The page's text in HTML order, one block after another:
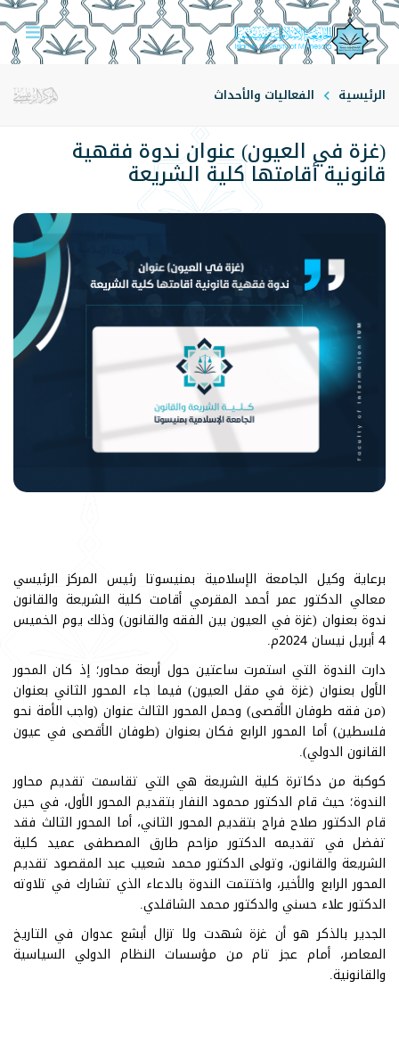
الرئيسية الفعاليات والأحداث
(غزة في العيون) عنوان ندوة فقهية
قانونية أقامتها كلية الشريعة
برعاية وكيل الجامعة الإسلامية بمنيسوتا رئيس المركز الرئيسي
معالي الدكتور عمر أحمد المقرمي أقامت كلية الشريعة والقانون
ندوة بعنوان (غزة في العيون بين الفقه والقانون) وذلك يوم الخميس
4 أبريل نيسان 2024م.
دارت الندوة التي استمرت ساعتين حول أربعة محاور؛ إذ كان المحور
الأول بعنوان (غزة في مقل العيون) فيما جاء المحور الثاني بعنوان
(من فقه طوفان الأقصى) وحمل المحور الثالث عنوان (واجب الأمة نحو
فلسطين) أما المحور الرابع فكان بعنوان (طوفان الأقصى في عيون
القانون الدولي).
كوكبة من دكاترة كلية الشريعة هي التي تقاسمت تقديم محاور
الندوة؛ حيث قام الدكتور محمود النفار بتقديم المحور الأول، في حين
قام الدكتور صلاح فراج بتقديم المحور الثاني، أما المحور الثالث فقد
تفضل في تقديمه الدكتور مزاحم طارق المصطفى عميد كلية
الشريعة والقانون، وتولى الدكتور محمد شعيب عبد المقصود تقديم
المحور الرابع والأخير، واختتمت الندوة بالدعاء الذي تشارك في تلاوته
الدكتور علاء حسني والدكتور محمد الشاقلدي.
الجدير بالذكر هو أن غزة شهدت ولا تزال أبشع عدوان في التاريخ
المعاصر، أمام عجز تام من مؤسسات النظام الدولي السياسية
والقانونية.